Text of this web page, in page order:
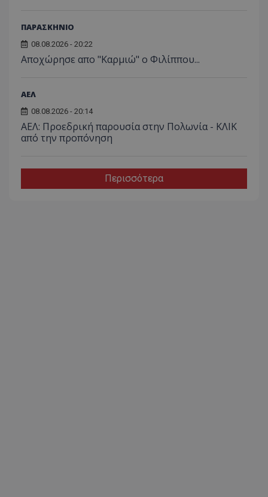
ΠΑΡΑΣΚΗΝΙΟ
08.08.2026 - 20:22
Aποχώρησε απο "Καρμιώ" ο Φιλίππου...
ΑΕΛ
08.08.2026 - 20:14
ΑΕΛ: Προεδρική παρουσία στην Πολωνία - ΚΛΙΚ
από την προπόνηση
Περισσότερα